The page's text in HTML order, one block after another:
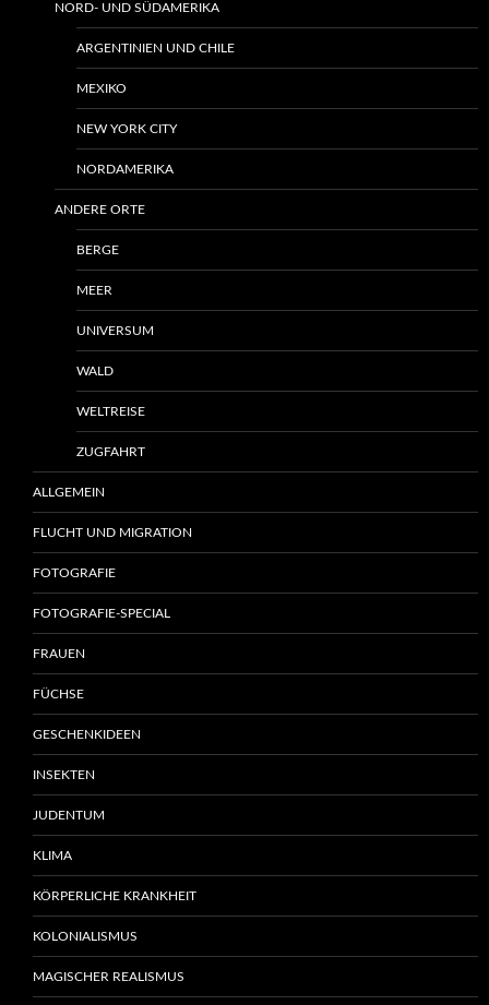
NORD- UND SÜDAMERIKA
ARGENTINIEN UND CHILE
MEXIKO
NEW YORK CITY
NORDAMERIKA
ANDERE ORTE
BERGE
MEER
UNIVERSUM
WALD
WELTREISE
ZUGFAHRT
ALLGEMEIN
FLUCHT UND MIGRATION
FOTOGRAFIE
FOTOGRAFIE-SPECIAL
FRAUEN
FÜCHSE
GESCHENKIDEEN
INSEKTEN
JUDENTUM
KLIMA
KÖRPERLICHE KRANKHEIT
KOLONIALISMUS
MAGISCHER REALISMUS